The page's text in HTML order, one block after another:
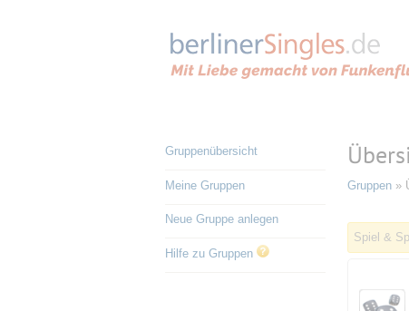
Gruppenübersicht
Meine Gruppen
Neue Gruppe anlegen
Hilfe zu Gruppen
Gruppen»
Spiel &